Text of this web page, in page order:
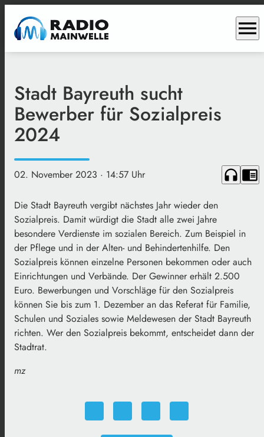
menu
Stadt Bayreuth sucht
Bewerber für Sozialpreis
2024
02. November 2023 · 14:57 Uhr headphones chrome_reader_mode
Die Stadt Bayreuth vergibt nächstes Jahr wieder den
Sozialpreis. Damit würdigt die Stadt alle zwei Jahre
besondere Verdienste im sozialen Bereich. Zum Beispiel in
der Pflege und in der Alten- und Behindertenhilfe. Den
Sozialpreis können einzelne Personen bekommen oder auch
Einrichtungen und Verbände. Der Gewinner erhält 2.500
Euro. Bewerbungen und Vorschläge für den Sozialpreis
können Sie bis zum 1. Dezember an das Referat für Familie,
Schulen und Soziales sowie Meldewesen der Stadt Bayreuth
richten. Wer den Sozialpreis bekommt, entscheidet dann der
Stadtrat.
mz